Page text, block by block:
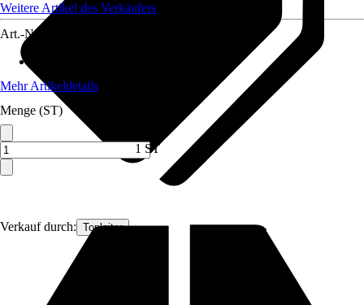
Verkauf durch: Topleiter
Weitere Artikel des Verkäufers
Art.-Nr.
Mehr Artikeldetails
Menge (ST)
1 ST